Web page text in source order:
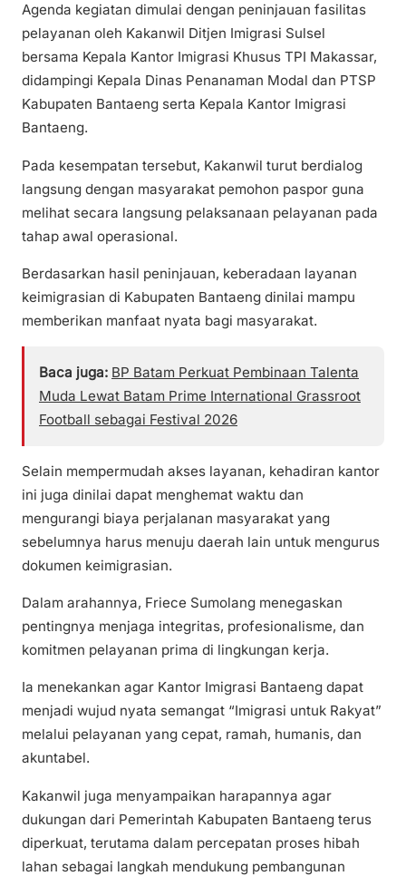
Agenda kegiatan dimulai dengan peninjauan fasilitas
pelayanan oleh Kakanwil Ditjen Imigrasi Sulsel
bersama Kepala Kantor Imigrasi Khusus TPI Makassar,
didampingi Kepala Dinas Penanaman Modal dan PTSP
Kabupaten Bantaeng serta Kepala Kantor Imigrasi
Bantaeng.
Pada kesempatan tersebut, Kakanwil turut berdialog
langsung dengan masyarakat pemohon paspor guna
melihat secara langsung pelaksanaan pelayanan pada
tahap awal operasional.
Berdasarkan hasil peninjauan, keberadaan layanan
keimigrasian di Kabupaten Bantaeng dinilai mampu
memberikan manfaat nyata bagi masyarakat.
Baca juga: BP Batam Perkuat Pembinaan Talenta
Muda Lewat Batam Prime International Grassroot
Football sebagai Festival 2026
Selain mempermudah akses layanan, kehadiran kantor
ini juga dinilai dapat menghemat waktu dan
mengurangi biaya perjalanan masyarakat yang
sebelumnya harus menuju daerah lain untuk mengurus
dokumen keimigrasian.
Dalam arahannya, Friece Sumolang menegaskan
pentingnya menjaga integritas, profesionalisme, dan
komitmen pelayanan prima di lingkungan kerja.
Ia menekankan agar Kantor Imigrasi Bantaeng dapat
menjadi wujud nyata semangat “Imigrasi untuk Rakyat”
melalui pelayanan yang cepat, ramah, humanis, dan
akuntabel.
Kakanwil juga menyampaikan harapannya agar
dukungan dari Pemerintah Kabupaten Bantaeng terus
diperkuat, terutama dalam percepatan proses hibah
lahan sebagai langkah mendukung pembangunan